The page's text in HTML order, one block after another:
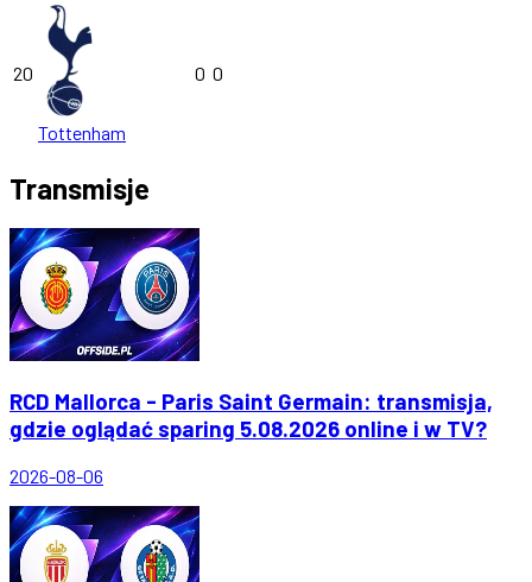
20
Tottenham
0 0
Transmisje
RCD Mallorca - Paris Saint Germain: transmisja,
gdzie oglądać sparing 5.08.2026 online i w TV?
2026-08-06